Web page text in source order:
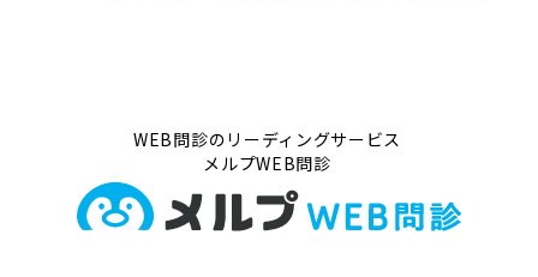
WEB問診のリーディングサービス
メルプWEB問診